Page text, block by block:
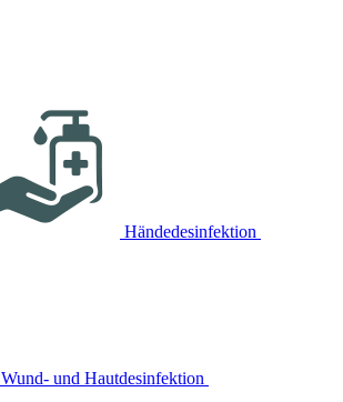
Händedesinfektion
Wund- und Hautdesinfektion